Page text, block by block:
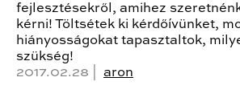
fejlesztésekről, amihez
kérni! Töltsétek ki kérdőívünket,
hiányosságokat tapasztaltok,
szükség!
2017.02.28 | aron